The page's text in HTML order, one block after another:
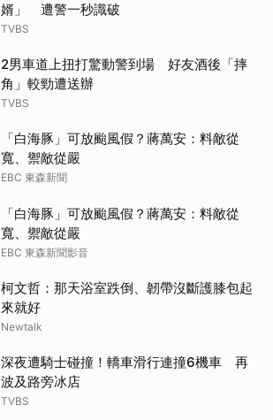
婿」 遭警一秒識破
TVBS
2男車道上扭打驚動警到場 好友酒後「摔
角」較勁遭送辦
TVBS
「白海豚」可放颱風假？蔣萬安：料敵從
寬、禦敵從嚴
EBC 東森新聞
「白海豚」可放颱風假？蔣萬安：料敵從
寬、禦敵從嚴
EBC 東森新聞影音
柯文哲：那天浴室跌倒、韌帶沒斷護膝包起
來就好
Newtalk
深夜遭騎士碰撞！轎車滑行連撞6機車 再
波及路旁冰店
TVBS